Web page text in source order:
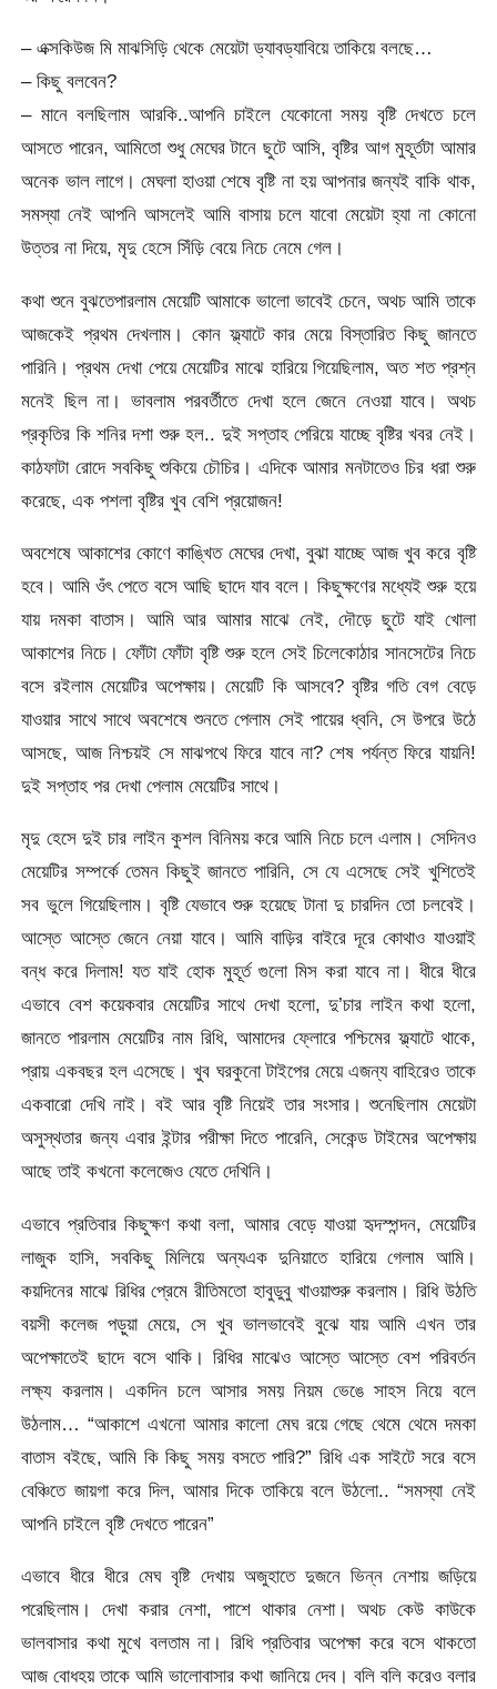
– এক্সকিউজ মি মাঝসিড়ি থেকে মেয়েটা ড্যাবড্যাবিয়ে তাকিয়ে বলছে…
– কিছু বলবেন?
– মানে বলছিলাম আরকি..আপনি চাইলে যেকোনো সময় বৃষ্টি দেখতে চলে
আসতে পারেন, আমিতো শুধু মেঘের টানে ছুটে আসি, বৃষ্টির আগ মুহূর্তটা আমার
অনেক ভাল লাগে। মেঘলা হাওয়া শেষে বৃষ্টি না হয় আপনার জন্যই বাকি থাক,
সমস্যা নেই আপনি আসলেই আমি বাসায় চলে যাবো মেয়েটা হ্যা না কোনো
উত্তর না দিয়ে, মৃদু হেসে সিঁড়ি বেয়ে নিচে নেমে গেল।
কথা শুনে বুঝতেপারলাম মেয়েটি আমাকে ভালো ভাবেই চেনে, অথচ আমি তাকে
আজকেই প্রথম দেখলাম। কোন ফ্ল্যাটে কার মেয়ে বিস্তারিত কিছু জানতে
পারিনি। প্রথম দেখা পেয়ে মেয়েটির মাঝে হারিয়ে গিয়েছিলাম, অত শত প্রশ্ন
মনেই ছিল না। ভাবলাম পরবর্তীতে দেখা হলে জেনে নেওয়া যাবে। অথচ
প্রকৃতির কি শনির দশা শুরু হল.. দুই সপ্তাহ পেরিয়ে যাচ্ছে বৃষ্টির খবর নেই।
কাঠফাটা রোদে সবকিছু শুকিয়ে চৌচির। এদিকে আমার মনটাতেও চির ধরা শুরু
করেছে, এক পশলা বৃষ্টির খুব বেশি প্রয়োজন!
অবশেষে আকাশের কোণে কাঙ্খিত মেঘের দেখা, বুঝা যাচ্ছে আজ খুব করে বৃষ্টি
হবে। আমি ওঁৎ পেতে বসে আছি ছাদে যাব বলে। কিছুক্ষণের মধ্যেই শুরু হয়ে
যায় দমকা বাতাস। আমি আর আমার মাঝে নেই, দৌড়ে ছুটে যাই খোলা
আকাশের নিচে। ফোঁটা ফোঁটা বৃষ্টি শুরু হলে সেই চিলেকোঠার সানসেটের নিচে
বসে রইলাম মেয়েটির অপেক্ষায়। মেয়েটি কি আসবে? বৃষ্টির গতি বেগ বেড়ে
যাওয়ার সাথে সাথে অবশেষে শুনতে পেলাম সেই পায়ের ধ্বনি, সে উপরে উঠে
আসছে, আজ নিশ্চয়ই সে মাঝপথে ফিরে যাবে না? শেষ পর্যন্ত ফিরে যায়নি!
দুই সপ্তাহ পর দেখা পেলাম মেয়েটির সাথে।
মৃদু হেসে দুই চার লাইন কুশল বিনিময় করে আমি নিচে চলে এলাম। সেদিনও
মেয়েটির সম্পর্কে তেমন কিছুই জানতে পারিনি, সে যে এসেছে সেই খুশিতেই
সব ভুলে গিয়েছিলাম। বৃষ্টি যেভাবে শুরু হয়েছে টানা দু চারদিন তো চলবেই।
আস্তে আস্তে জেনে নেয়া যাবে। আমি বাড়ির বাইরে দূরে কোথাও যাওয়াই
বন্ধ করে দিলাম! যত যাই হোক মুহূর্ত গুলো মিস করা যাবে না। ধীরে ধীরে
এভাবে বেশ কয়েকবার মেয়েটির সাথে দেখা হলো, দু’চার লাইন কথা হলো,
জানতে পারলাম মেয়েটির নাম রিধি, আমাদের ফ্লোরে পশ্চিমের ফ্ল্যাটে থাকে,
প্রায় একবছর হল এসেছে। খুব ঘরকুনো টাইপের মেয়ে এজন্য বাহিরেও তাকে
একবারো দেখি নাই। বই আর বৃষ্টি নিয়েই তার সংসার। শুনেছিলাম মেয়েটা
অসুস্থতার জন্য এবার ইন্টার পরীক্ষা দিতে পারেনি, সেকেন্ড টাইমের অপেক্ষায়
আছে তাই কখনো কলেজেও যেতে দেখিনি।
এভাবে প্রতিবার কিছুক্ষণ কথা বলা, আমার বেড়ে যাওয়া হৃদস্পন্দন, মেয়েটির
লাজুক হাসি, সবকিছু মিলিয়ে অন্যএক দুনিয়াতে হারিয়ে গেলাম আমি।
কয়দিনের মাঝে রিধির প্রেমে রীতিমতো হাবুডুবু খাওয়াশুরু করলাম। রিধি উঠতি
বয়সী কলেজ পড়ুয়া মেয়ে, সে খুব ভালভাবেই বুঝে যায় আমি এখন তার
অপেক্ষাতেই ছাদে বসে থাকি। রিধির মাঝেও আস্তে আস্তে বেশ পরিবর্তন
লক্ষ্য করলাম। একদিন চলে আসার সময় নিয়ম ভেঙে সাহস নিয়ে বলে
উঠলাম… “আকাশে এখনো আমার কালো মেঘ রয়ে গেছে থেমে থেমে দমকা
বাতাস বইছে, আমি কি কিছু সময় বসতে পারি?” রিধি এক সাইটে সরে বসে
বেঞ্চিতে জায়গা করে দিল, আমার দিকে তাকিয়ে বলে উঠলো.. “সমস্যা নেই
আপনি চাইলে বৃষ্টি দেখতে পারেন”
এভাবে ধীরে ধীরে মেঘ বৃষ্টি দেখায় অজুহাতে দুজনে ভিন্ন নেশায় জড়িয়ে
পরেছিলাম। দেখা করার নেশা, পাশে থাকার নেশা। অথচ কেউ কাউকে
ভালবাসার কথা মুখে বলতাম না। রিধি প্রতিবার অপেক্ষা করে বসে থাকতো
আজ বোধহয় তাকে আমি ভালোবাসার কথা জানিয়ে দেব। বলি বলি করেও বলার